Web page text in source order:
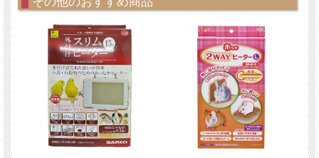
● 加熱動作中 ランプ点灯
本品は、飼育容器内の一部を補足的に暖めるものです。飼育環境全体の空気を暖め
る場合は、 エアコンや白熱球などの保温器具を合わせて使用して下さい。
本体サイズ：Ｗ330×Ｈ124×Ｄ25.5mm コード長130mm※ 留め具取り付け部・突
起部等を除く。
メーカー：三晃商会
対象ペット：うさぎ、モルモット、他の小動物